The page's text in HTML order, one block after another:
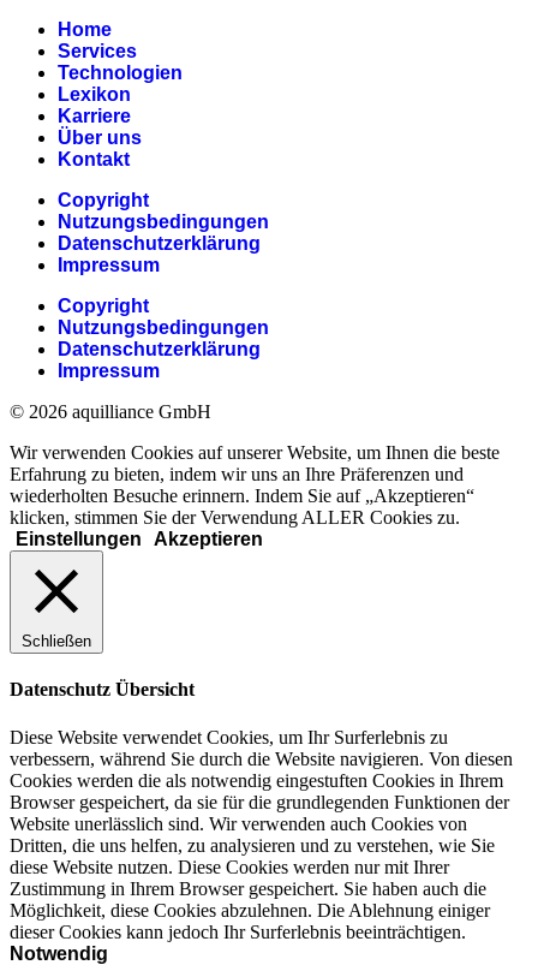
Home
Services
Technologien
Lexikon
Karriere
Über uns
Kontakt
Copyright
Nutzungsbedingungen
Datenschutzerklärung
Impressum
Copyright
Nutzungsbedingungen
Datenschutzerklärung
Impressum
© 2026 aquilliance GmbH
Wir verwenden Cookies auf unserer Website, um Ihnen die beste
Erfahrung zu bieten, indem wir uns an Ihre Präferenzen und
wiederholten Besuche erinnern. Indem Sie auf „Akzeptieren“
klicken, stimmen Sie der Verwendung ALLER Cookies zu.
Einstellungen
Akzeptieren
Schließen
Datenschutz Übersicht
Diese Website verwendet Cookies, um Ihr Surferlebnis zu
verbessern, während Sie durch die Website navigieren. Von diesen
Cookies werden die als notwendig eingestuften Cookies in Ihrem
Browser gespeichert, da sie für die grundlegenden Funktionen der
Website unerlässlich sind. Wir verwenden auch Cookies von
Dritten, die uns helfen, zu analysieren und zu verstehen, wie Sie
diese Website nutzen. Diese Cookies werden nur mit Ihrer
Zustimmung in Ihrem Browser gespeichert. Sie haben auch die
Möglichkeit, diese Cookies abzulehnen. Die Ablehnung einiger
dieser Cookies kann jedoch Ihr Surferlebnis beeinträchtigen.
Notwendig